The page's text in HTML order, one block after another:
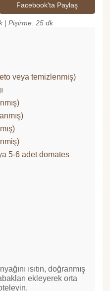
Facebook'ta Paylaş
| Pişirme: 25 dk
veya temizlenmiş)
5-6 adet domates
ısıtın, doğranmış
ekleyerek orta